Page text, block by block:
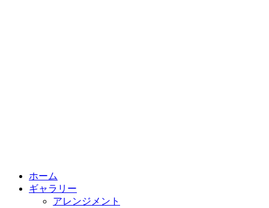
ホーム
ギャラリー
アレンジメント